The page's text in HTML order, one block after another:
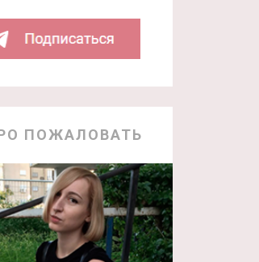
ПОЖАЛОВАТЬ